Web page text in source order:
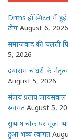
p
p
o
o
k
Drms हॉस्पिटल में
टीम August 6, 2026
समाजवाद की चलती
5, 2026
दयाराम चौधरी के
August 5, 2026
संजय प्रताप जायसवाल
स्वागत August 5,
सुभाष चौक पर गूंजा
हुआ भव्य स्वागत